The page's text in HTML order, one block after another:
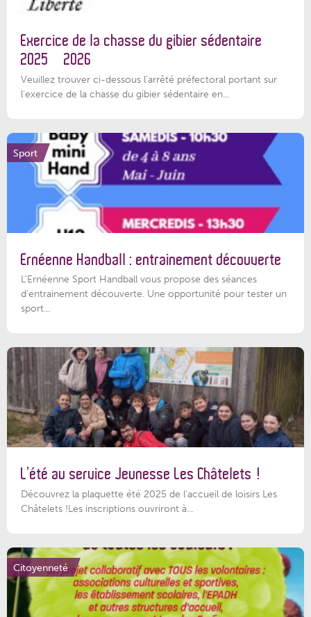
Exercice de la chasse du gibier sédentaire
2025 – 2026
Veuillez trouver ci-dessous l'arrêté préfectoral portant sur
l'exercice de la chasse du gibier sédentaire en...
Sport
Ernéenne Handball : entrainement découverte
L'Ernéenne Sport Handball vous propose des séances
d'entrainement découverte. Une opportunité pour tester un
sport...
L’été au service Jeunesse Les Châtelets !
Découvrez la plaquette été 2025 de l’accueil de loisirs Les
Châtelets !Les inscriptions ouvriront à...
Citoyenneté